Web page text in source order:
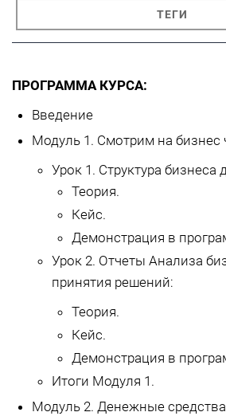
ТЕГИ
ПРОГРАММА КУРСА:
Введение
Модуль 1. Смотрим на бизнес
Урок 1. Структура бизнеса
Теория.
Кейс.
Демонстрация в
Урок 2. Отчеты Анализа
принятия решений:
Теория.
Кейс.
Демонстрация в
Итоги Модуля 1.
Модуль 2. Денежные